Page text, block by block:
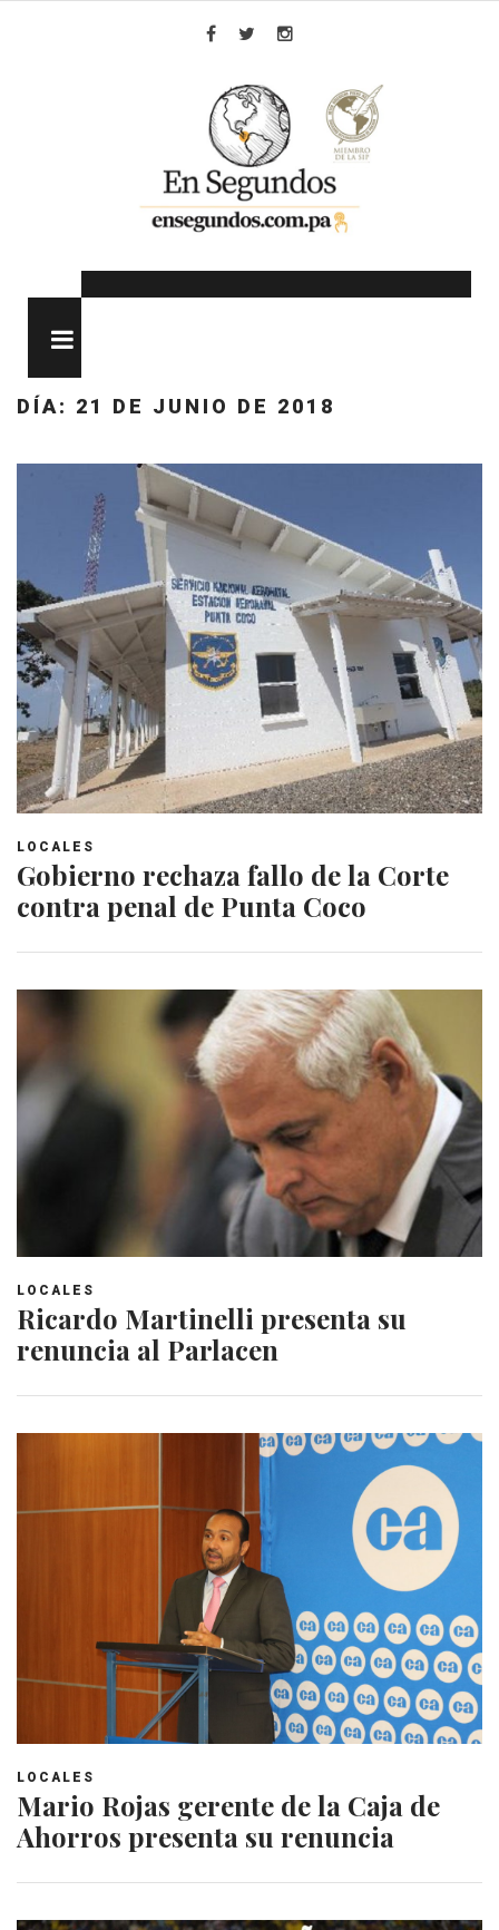
DÍA: 21 DE JUNIO DE 2018
LOCALES
Gobierno rechaza fallo de la Corte
contra penal de Punta Coco
LOCALES
Ricardo Martinelli presenta su
renuncia al Parlacen
LOCALES
Mario Rojas gerente de la Caja de
Ahorros presenta su renuncia